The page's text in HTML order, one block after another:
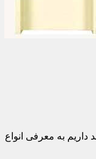
به معرفی انواع